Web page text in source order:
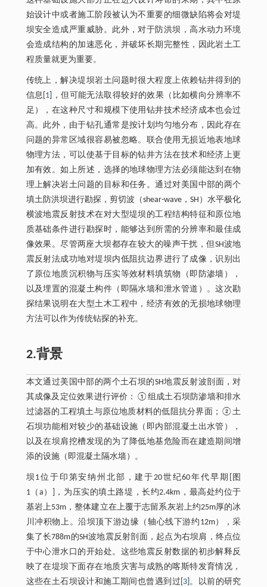
始设计中或者施工阶段被认为不重要的细微缺陷将会对堤
坝安全造成严重威胁。此外，对于防洪坝，高水动力环境
会造成结构的加速恶化，并破坏长期完整性，因此岩土工
程质量就更为重要。
传统上，解决堤坝岩土问题时很大程度上依赖钻井得到的
信息[ 1 ]，但可能无法取得较好的效果（比如横向分辨率不
足），在这种尺寸和规模下使用钻井技术经济成本也会过
高。此外，由于钻孔通常是按计划均匀地分布，因此存在
问题的异常区域很容易被忽略。联合使用无损近地表地球
物理方法，可以使基于目标的钻井方法在技术和经济上更
加有效。如上所述，选择的地球物理方法必须能达到在物
理上解决岩土问题的目标和任务。通过对美国中部的两个
填土防洪坝进行勘探，剪切波（shear-wave，SH）水平极化
横波地震反射技术在对大型堤坝的工程结构特征和原位地
质基础条件进行勘探时，能够达到所需的分辨率和最佳成
像效果。尽管两座大坝都存在较大的噪声干扰，但SH波地
震反射法成功地对堤坝内低阻抗边界进行了成像，识别出
了原位地质沉积物与压实等效材料填筑物（即防渗墙），
以及埋置的混凝土构件（即隔水墙和泄水管道）。这次勘
探结果说明在大型土木工程中，经济有效的无损地球物理
方法可以作为传统钻探的补充。
2.背景
本文通过美国中部的两个土石坝的SH地震反射波剖面，对
其成像及定位效果进行评价：①组成土石坝防渗墙和排水
过滤器的工程填土与原位地质材料的低阻抗分界面；②土
石坝功能相对较少的基础设施（即内部混凝土出水管），
以及在坝肩挖槽发现的为了降低地基危险而在建造期间增
添的设施（即混凝土隔水墙）。
坝1位于印第安纳州北部，建于20世纪60年代早期[图
1（a）]，为压实的填土路堤，长约2.4km，最高处约位于
基岩上53m，整体建立在上覆于志留系灰岩上约25m厚的冰
川冲积物上。沿坝顶下游边缘（轴心线下游约12m），采
集了长788m的SH波地震反射剖面，起点为右坝肩，终点位
于中心泄水口的开始处。这些地震反射数据的初步解释反
映了在堤坝下面存在地质灾害与成熟的喀斯特发育情况，
这些在土石坝设计和施工期间也曾遇到过[ 3]。以前的研究